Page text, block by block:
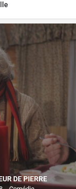
DE PIERRE